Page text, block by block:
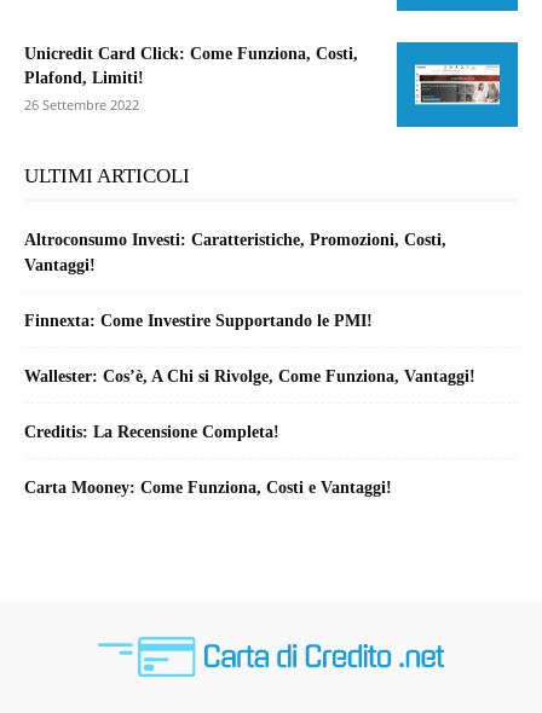
Unicredit Card Click: Come Funziona, Costi,
Plafond, Limiti!
26 Settembre 2022
ULTIMI ARTICOLI
Altroconsumo Investi: Caratteristiche, Promozioni, Costi,
Vantaggi!
Finnexta: Come Investire Supportando le PMI!
Wallester: Cos’è, A Chi si Rivolge, Come Funziona, Vantaggi!
Creditis: La Recensione Completa!
Carta Mooney: Come Funziona, Costi e Vantaggi!